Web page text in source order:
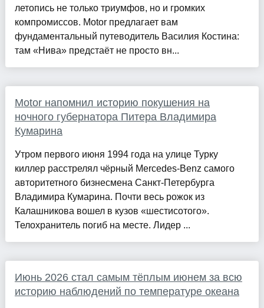
летопись не только триумфов, но и громких
компромиссов. Motor предлагает вам
фундаментальный путеводитель Василия Костина:
там «Нива» предстаёт не просто вн...
Motor напомнил историю покушения на
ночного губернатора Питера Владимира
Кумарина
Утром первого июня 1994 года на улице Турку
киллер расстрелял чёрный Mercedes-Benz самого
авторитетного бизнесмена Санкт-Петербурга
Владимира Кумарина. Почти весь рожок из
Калашникова вошел в кузов «шестисотого».
Телохранитель погиб на месте. Лидер ...
Июнь 2026 стал самым тёплым июнем за всю
историю наблюдений по температуре океана